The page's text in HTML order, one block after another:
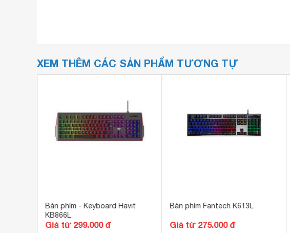
XEM THÊM CÁC SẢN PHẨM TƯƠNG TỰ
Bàn phím - Keyboard Havit
KB866L
Giá từ 299.000 đ
Bàn phím Fantech K613L
Giá từ 275.000 đ